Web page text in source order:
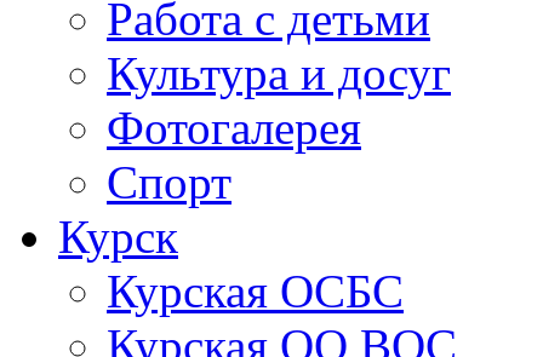
Персоналии
Работа с детьми
Культура и досуг
Фотогалерея
Спорт
Курск
Курская ОСБС